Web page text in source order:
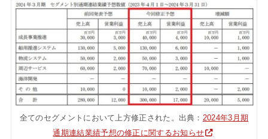
全てのセグメントにおいて上方修正された。出典： 2024年3月期
通期連結業績予想の修正に関するお知らせ